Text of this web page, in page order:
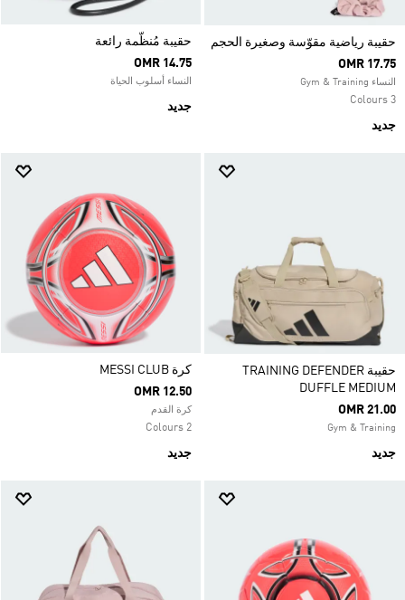
حقيبة رياضية مقوّسة وصغيرة الحجم
OMR 17.75
النساء Gym & Training
3 Colours
جديد
حقيبة مُنظّمة رائعة
OMR 14.75
النساء أسلوب الحياة
جديد
حقيبة TRAINING DEFENDER
DUFFLE MEDIUM
OMR 21.00
Gym & Training
جديد
كرة MESSI CLUB
OMR 12.50
كرة القدم
2 Colours
جديد